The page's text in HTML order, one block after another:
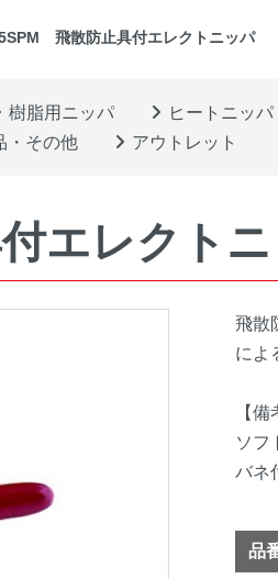
飛散防止具付エレクトニッパ
樹脂用ニッパ ヒートニッパ
・その他
アウトレット
エレクト
飛散
によ
【備
ソフ
バネ
品